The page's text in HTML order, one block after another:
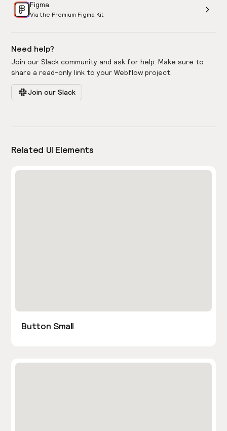
Figma
Via the Premium Figma Kit
Need help?
Join our Slack community and ask for help. Make sure to
share a read-only link to your Webflow project.
Join our Slack
Related UI Elements
Button Small